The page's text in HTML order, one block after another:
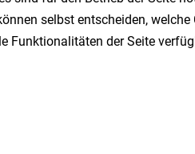
Befragten im Lebenslauf
zur Unehrlichkeit und sogar im
ist, lohnt es sich im
selbst entscheiden, welche
Funktionalitäten der Seite